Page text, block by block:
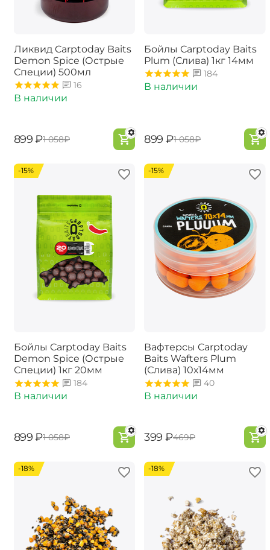
Ликвид Carptoday Baits
Demon Spice (Острые
Специи) 500мл
16
В наличии
‍899‍ ₽‍1 058‍₽
Бойлы Carptoday Baits
Plum (Слива) 1кг 14мм
184
В наличии
‍899‍ ₽‍1 058‍₽
-15%
Бойлы Carptoday Baits
Demon Spice (Острые
Специи) 1кг 20мм
184
В наличии
‍899‍ ₽‍1 058‍₽
-15%
Вафтерсы Carptoday
Baits Wafters Plum
(Слива) 10х14мм
40
В наличии
‍399‍ ₽‍469‍₽
-18% -18%